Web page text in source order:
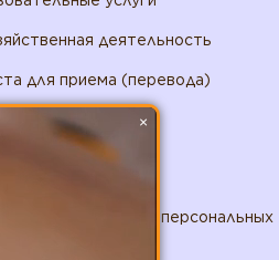
деятельность
для приема (перевода)
обработки персональных
×